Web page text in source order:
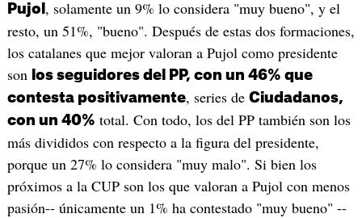
Pujol , solamente un 9% lo considera "muy bueno", y el
resto, un 51%, "bueno". Después de estas dos formaciones,
los catalanes que mejor valoran a Pujol como presidente
son
los seguidores del PP, con un 46% que
contesta positivamente, series de Ciudadanos,
con un 40% total. Con todo, los del PP también son los
más divididos con respecto a la figura del presidente,
porque un 27% lo considera "muy malo". Si bien los
próximos a la CUP son los que valoran a Pujol con menos
pasión-- únicamente un 1% ha contestado "muy bueno" --